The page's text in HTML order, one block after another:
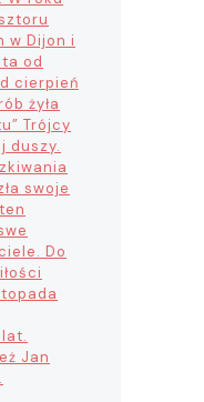
w Dijon i
od
cierpień
żyła
Trójcy
duszy.
swoje
Do
Jan